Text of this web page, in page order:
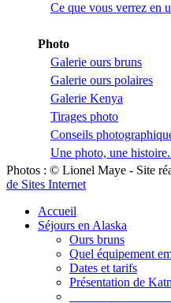
Ce que vous verrez en
Photo
Galerie ours bruns
Galerie ours polaires
Galerie Kenya
Tirages photo
Conseils
Une photo, une
Photos : © Lionel Maye - Site
de Sites Internet
Accueil
Séjours en Alaska
Ours bruns
Quel équipement
Dates et tarifs
Présentation de